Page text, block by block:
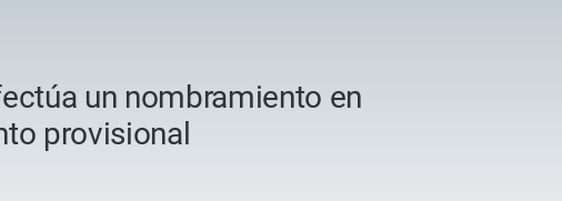
un nombramiento en
provisional